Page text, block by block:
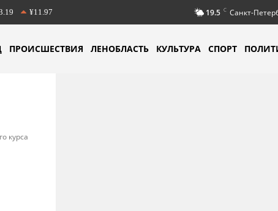
¥11.97 19.5 C Санкт-
ПРОИСШЕСТВИЯ ЛЕНОБЛАСТЬ КУЛЬТУРА СПОРТ
курса